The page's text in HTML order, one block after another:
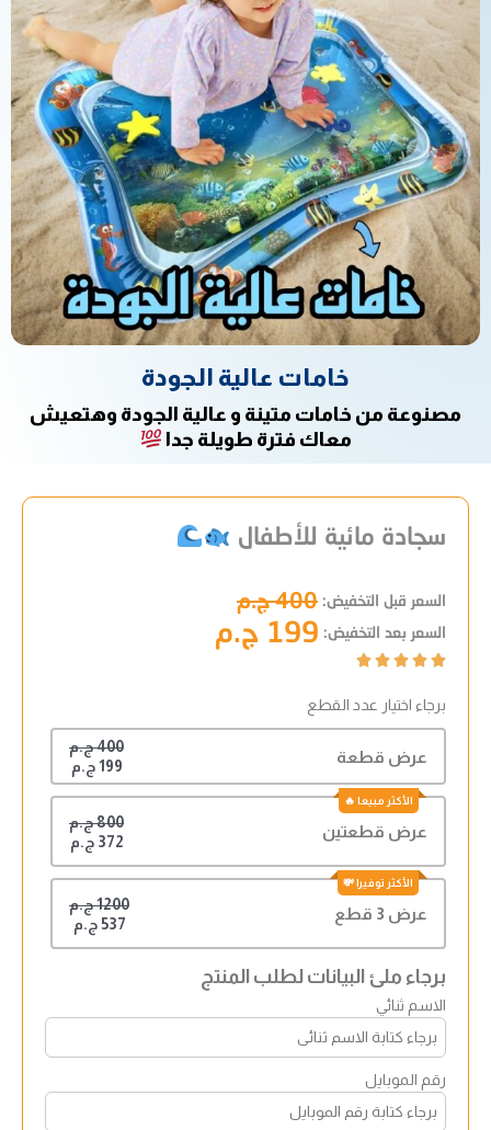
خامات عالية الجودة
مصنوعة من خامات متينة و عالية الجودة وهتعيش
معاك فترة طويلة جدا
سجادة مائية للأطفال
السعر قبل التخفيض: 400 ج.م
السعر بعد التخفيض: 199 ج.م





برجاء اختيار عدد القطع
عرض قطعة
400 ج.م
199 ج.م
عرض قطعتين
800 ج.م
372 ج.م
عرض 3 قطع
1200 ج.م
537 ج.م
برجاء ملئ البيانات لطلب المنتج
الاسم ثنائي
رقم الموبايل